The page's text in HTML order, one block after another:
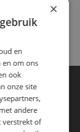
zeer helder
×
en
en om ons
ook
onze site
andere
verstrekt of